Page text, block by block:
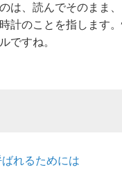
は、読んでそのまま
計のことを指します
ですね。
れるためには